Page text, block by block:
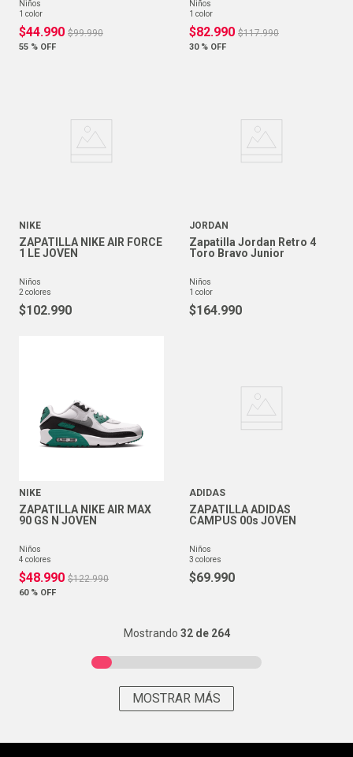
niños
1 color
$44.990 $99.990
55 % OFF
niños
1 color
$82.990 $117.990
30 % OFF
NIKE
ZAPATILLA NIKE AIR FORCE
1 LE JOVEN
niños
2 colores
$102.990
JORDAN
Zapatilla Jordan Retro 4
Toro Bravo Junior
niños
1 color
$164.990
NIKE
ZAPATILLA NIKE AIR MAX
90 GS N JOVEN
niños
4 colores
$48.990 $122.990
60 % OFF
ADIDAS
ZAPATILLA ADIDAS
CAMPUS 00s JOVEN
niños
3 colores
$69.990
Mostrando 32 de 264
MOSTRAR MÁS